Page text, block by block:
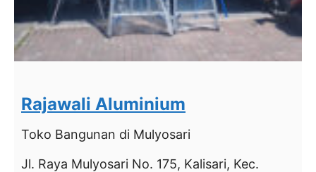
Rajawali Aluminium
Toko Bangunan di Mulyosari
Jl. Raya Mulyosari No. 175, Kalisari, Kec.